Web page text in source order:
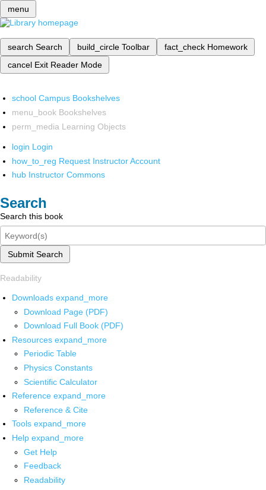
menu
search Search build_circle Toolbar fact_check Homework
cancel Exit Reader Mode
school Campus Bookshelves
menu_book Bookshelves
perm_media Learning Objects
login Login
how_to_reg Request Instructor Account
hub Instructor Commons
Search
Search this book
Submit Search
Readability
Downloads expand_more
Download Page (PDF)
Download Full Book (PDF)
Resources expand_more
Periodic Table
Physics Constants
Scientific Calculator
Reference expand_more
Reference & Cite
Tools expand_more
Help expand_more
Get Help
Feedback
Readability